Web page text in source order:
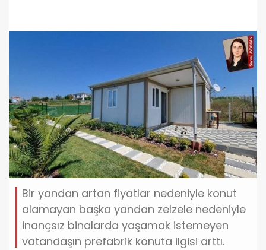
Bir yandan artan fiyatlar nedeniyle konut
alamayan başka yandan zelzele nedeniyle
inançsız binalarda yaşamak istemeyen
vatandaşın prefabrik konuta ilgisi arttı.